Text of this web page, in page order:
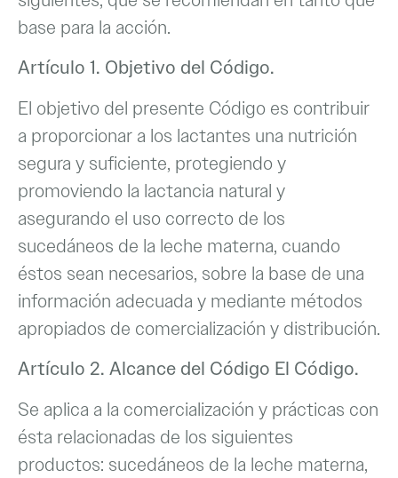
base para la acción.
Artículo 1. Objetivo del Código.
El objetivo del presente Código es contribuir
a proporcionar a los lactantes una nutrición
segura y suficiente, protegiendo y
promoviendo la lactancia natural y
asegurando el uso correcto de los
sucedáneos de la leche materna, cuando
éstos sean necesarios, sobre la base de una
información adecuada y mediante métodos
apropiados de comercialización y distribución.
Artículo 2. Alcance del Código El Código.
Se aplica a la comercialización y prácticas con
ésta relacionadas de los siguientes
productos: sucedáneos de la leche materna,